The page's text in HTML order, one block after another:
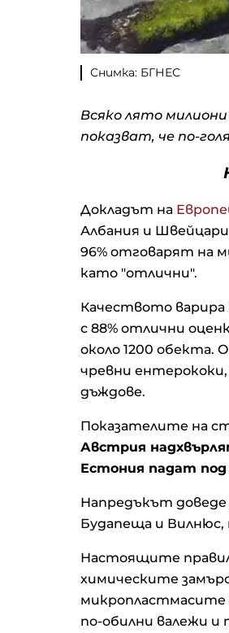
Снимка: БГНЕС
Всяко лято
показват, че по-
Докладът на
Албания и
96% отговарят на
като "отлични".
Качеството
с 88% отлични
около 1200 обекта.
чревни
дъждове.
Показателите на
Австрия
Естония падат под
Напредъкът доведе
Будапеща и
Настоящите
химическите
микропластмасите
по-обилни валежи и